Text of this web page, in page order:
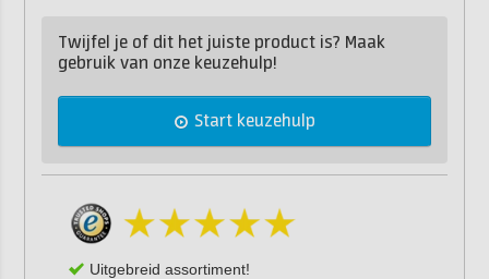
Twijfel je of dit het juiste product is? Maak
gebruik van onze keuzehulp!
Start keuzehulp
Uitgebreid assortiment!